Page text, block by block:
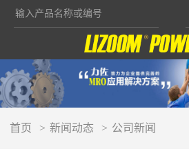
首页 新闻动态 公司新闻